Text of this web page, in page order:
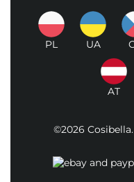
PL UA
AT
©2026